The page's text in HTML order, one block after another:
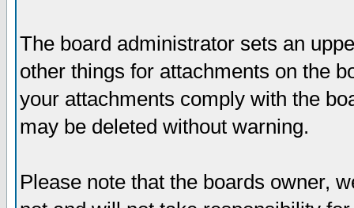
The board administrator sets an
other things for attachments on the
your attachments comply with the
may be deleted without warning.
Please note that the boards owner,